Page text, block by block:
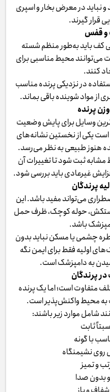
نباید در معرض بخار و اسپری
قرار گیرند.
و قفس
کف باید به‌طور منظم شسته
می‌توانند محیط مناسبی برای
کنند.
در نزدیکی پرنده مناسب
از مواد شوینده باقی بماند.
پرنده
وسایل برای پایش وضعیت
یکی از نخستین نشانه‌های
هنوز طبیعی به نظر می‌رسد.
ثبت شود تا تغییرات آن
غیرعادی باید بررسی شود.
پرندگان
می‌تواند مفید باشد. این
حوله کوچک، ظرف حمل
باشد.
چشمی یا مسکن نباید بدون
اولیه فقط برای ایمن نگه
به دامپزشک است.
پرندگان
متفاوت است؛ اما یک پرنده
به محیط واکنش‌پذیر است.
شامل موارد زیر باشند:
ثابت
با گونه
نشیمنگاه
و تمیز
بدون صدا